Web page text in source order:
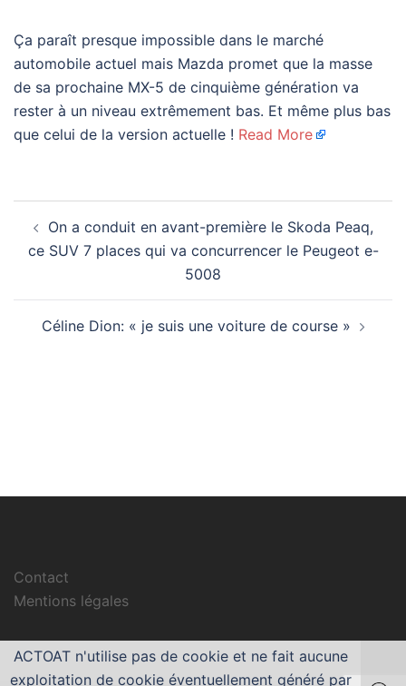
Ça paraît presque impossible dans le marché
automobile actuel mais Mazda promet que la masse
de sa prochaine MX-5 de cinquième génération va
rester à un niveau extrêmement bas. Et même plus bas
que celui de la version actuelle ! Read More
d’article
On a conduit en avant-première le Skoda Peaq,
ce SUV 7 places qui va concurrencer le Peugeot e-
5008
Céline Dion: « je suis une voiture de course »
Contact
Mentions légales
ACTOAT n'utilise pas de cookie et ne fait aucune
exploitation de cookie éventuellement généré par